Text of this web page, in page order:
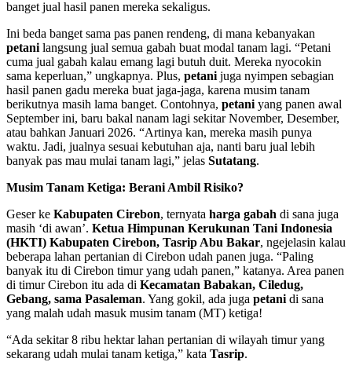
banget jual hasil panen mereka sekaligus.
Ini beda banget sama pas panen rendeng, di mana kebanyakan
petani langsung jual semua gabah buat modal tanam lagi. “Petani
cuma jual gabah kalau emang lagi butuh duit. Mereka nyocokin
sama keperluan,” ungkapnya. Plus, petani juga nyimpen sebagian
hasil panen gadu mereka buat jaga-jaga, karena musim tanam
berikutnya masih lama banget. Contohnya, petani yang panen awal
September ini, baru bakal nanam lagi sekitar November, Desember,
atau bahkan Januari 2026. “Artinya kan, mereka masih punya
waktu. Jadi, jualnya sesuai kebutuhan aja, nanti baru jual lebih
banyak pas mau mulai tanam lagi,” jelas Sutatang.
Musim Tanam Ketiga: Berani Ambil Risiko?
Geser ke Kabupaten Cirebon, ternyata harga gabah di sana juga
masih ‘di awan’. Ketua Himpunan Kerukunan Tani Indonesia
(HKTI) Kabupaten Cirebon, Tasrip Abu Bakar, ngejelasin kalau
beberapa lahan pertanian di Cirebon udah panen juga. “Paling
banyak itu di Cirebon timur yang udah panen,” katanya. Area panen
di timur Cirebon itu ada di Kecamatan Babakan, Ciledug,
Gebang, sama Pasaleman. Yang gokil, ada juga petani di sana
yang malah udah masuk musim tanam (MT) ketiga!
“Ada sekitar 8 ribu hektar lahan pertanian di wilayah timur yang
sekarang udah mulai tanam ketiga,” kata Tasrip.